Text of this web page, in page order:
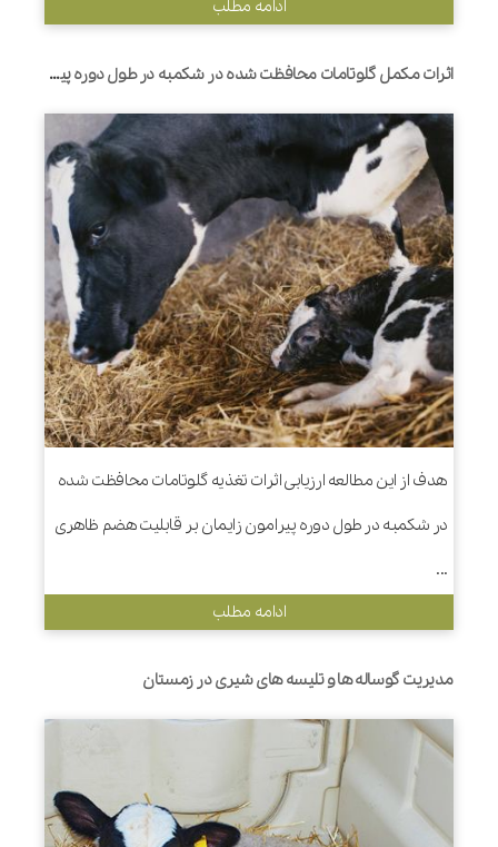
ادامه مطلب
اثرات مکمل گلوتامات محافظت شده در شکمبه در طول دوره پیرامون زایمان بر قابلیت هضم، التهاب، پاسخ های متابولیکی و عملکرد در گاوهای شیری
هدف از این مطالعه ارزیابی اثرات تغذیه گلوتامات محافظت شده
در شکمبه در طول دوره پیرامون زایمان بر قابلیت هضم ظاهری
...
ادامه مطلب
مدیریت گوساله ها و تلیسه های شیری در زمستان